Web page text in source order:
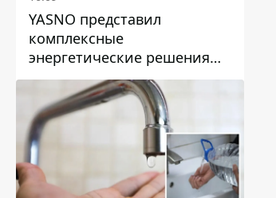
YASNO представил
комплексные
энергетические решения
для бизнеса в Днепре